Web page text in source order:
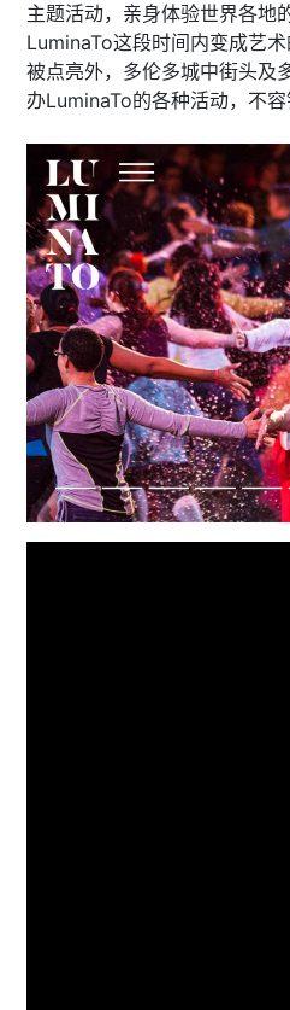
主题活动，亲身体验世界各地
LuminaTo这段时间内变成艺
被点亮外，多伦多城中街头及
办LuminaTo的各种活动，不容